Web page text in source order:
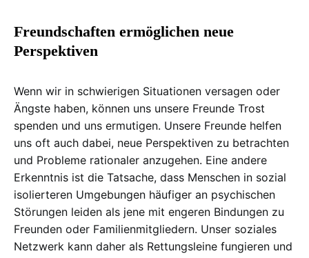
Freundschaften ermöglichen neue
Perspektiven
Wenn wir in schwierigen Situationen versagen oder
Ängste haben, können uns unsere Freunde Trost
spenden und uns ermutigen. Unsere Freunde helfen
uns oft auch dabei, neue Perspektiven zu betrachten
und Probleme rationaler anzugehen. Eine andere
Erkenntnis ist die Tatsache, dass Menschen in sozial
isolierteren Umgebungen häufiger an psychischen
Störungen leiden als jene mit engeren Bindungen zu
Freunden oder Familienmitgliedern. Unser soziales
Netzwerk kann daher als Rettungsleine fungieren und